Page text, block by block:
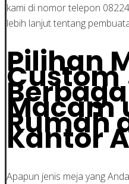
kami di nomor telepon
lebih lanjut tentang
Pilihan
Custom
Macam
Rumah
Kantor
Apapun jenis meja yang